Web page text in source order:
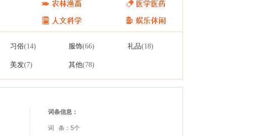
习俗(14) 服饰(66) 礼品(18)
美发(7) 其他(78)
词条信息：
词 条：5个